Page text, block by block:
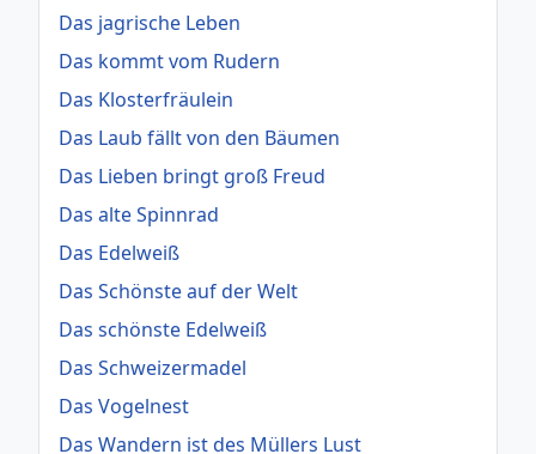
Das jagrische Leben
Das kommt vom Rudern
Das Klosterfräulein
Das Laub fällt von den Bäumen
Das Lieben bringt groß Freud
Das alte Spinnrad
Das Edelweiß
Das Schönste auf der Welt
Das schönste Edelweiß
Das Schweizermadel
Das Vogelnest
Das Wandern ist des Müllers Lust